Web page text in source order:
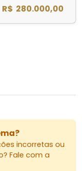
R$ 280.000,00
incorretas ou
Fale com a